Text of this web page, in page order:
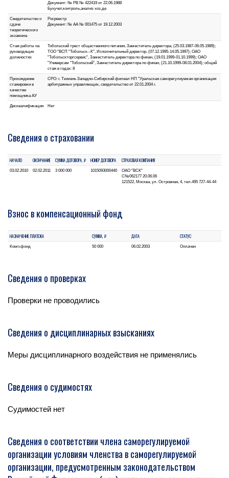
Документ: № РВ № 422419 от 22.06.1988
Бухучет,контроль,анализ хоз.де
Свидетельство о
сдаче
теоретического
экзамена
Росреестр
Документ: № АА № 001475 от 19.12.2003
Стаж работы на
руководящих
должностях
Тобольский трест общественного питания, Заместитель директора, (25.03.1987-06.05.1989);
ТОО "ВСП "Тобольск--К", Исполнительный директор, (07.12.1995-14.05.1997); ОАО
"Тобольскторгсервис", Заместитель директора по финан, (19.01.1999-01.10.1999); ОАО
"Универсам "Тобольский", Заместитель директора по финан, (21.10.1999-08.01.2004); общий
стаж в годах: 8
Прохождение
стажировки в
качестве
помощника АУ
СРО: г. Тюмень Западно-Сибирский филиал НП "Уральская саморегулиуемая организация
арбитражных управляющих, свидетельство от 22.01.2004 г.
Дисквалификация Нет
Сведения о страховании
НАЧАЛО ОКОНЧАНИЕ СУММА ДОГОВОРА, ₽ НОМЕР ДОГОВОРА СТРАХОВАЯ КОМПАНИЯ
03.02.2010 02.02.2011 3 000 000 1015093000440
ОАО "ВСК"
С№062177 20.06.06
121522, Москва, ул. Островная, 4, тел.495 727-44-44
Взнос в компенсационный фонд
НАЗНАЧЕНИЕ ПЛАТЕЖА СУММА, ₽ ДАТА СТАТУС
Комп.фонд 50 000 06.02.2003 Оплачен
Сведения о проверках
Проверки не проводились
Сведения о дисциплинарных взысканиях
Меры дисциплинарного воздействия не применялись
Сведения о судимостях
Судимостей нет
Сведения о соответствии члена саморегулируемой
организации условиям членства в саморегулируемой
организации, предусмотренным законодательством